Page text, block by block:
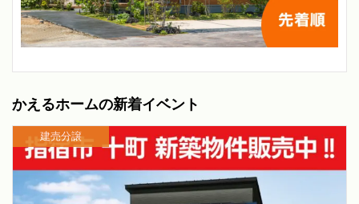
かえるホームの新着イベント
建売分譲